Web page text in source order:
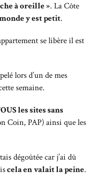
à oreille ». La Côte
y est petit.
se libère il est
lors d’un de mes
semaine.
les sites sans
Coin, PAP) ainsi que les
dégoûtée car j’ai dû
cela en valait la peine.